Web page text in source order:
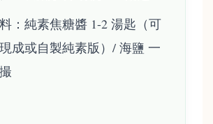
：純素焦糖醬 1-2 湯匙（可
成或自製純素版）/ 海鹽 一